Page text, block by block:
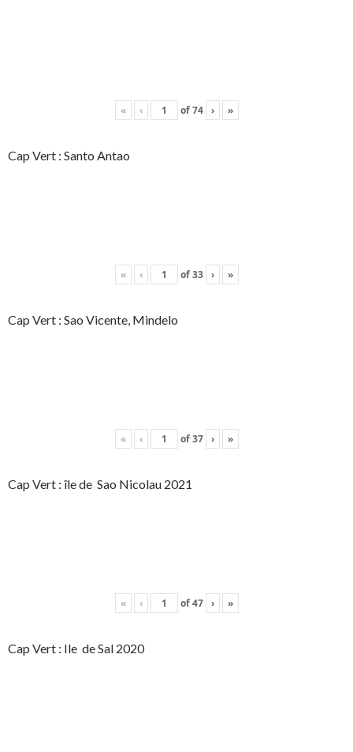
« ‹ of74 › »
Cap Vert : Santo Antao
« ‹ of33 › »
Cap Vert : Sao Vicente, Mindelo
« ‹ of37 › »
Cap Vert : île de Sao Nicolau 2021
« ‹ of47 › »
Cap Vert : Ile de Sal 2020